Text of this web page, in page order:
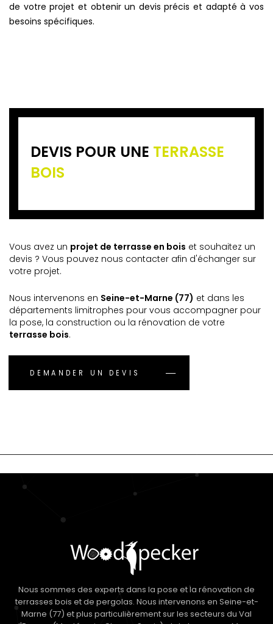
de votre projet et obtenir un devis précis et adapté à vos
besoins spécifiques.
DEVIS POUR UNE TERRASSE
BOIS
Vous avez un projet de terrasse en bois et souhaitez un
devis ? Vous pouvez nous contacter afin d'échanger sur
votre projet.
Nous intervenons en Seine-et-Marne (77) et dans les
départements limitrophes pour vous accompagner pour
la pose, la construction ou la rénovation de votre
terrasse bois.
DEMANDER UN DEVIS
Nous sommes des experts dans la pose et la rénovation de
terrasses bois et de pergolas. Nous intervenons en Seine-et-
Marne (77) et plus particulièrement sur les secteurs du Val